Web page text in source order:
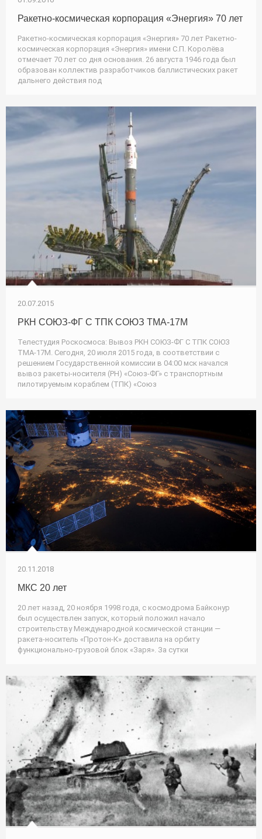
Ракетно-космическая корпорация «Энергия» 70 лет
Ракетно-космическая корпорация «Энергия» 70 лет Ракетно-
космическая корпорация «Энергия» имени С.П. Королёва
отмечает 70 лет со дня основания. 26 августа 1946 года был
образован коллектив разработчиков баллистических ракет
дальнего действия под
20.07.2015
РКН СОЮЗ-ФГ С ТПК СОЮЗ ТМА-17М
Телестудия Роскосмоса: Вывоз РКН СОЮЗ-ФГ С ТПК СОЮЗ
ТМА-17М. Сегодня, 20 июля 2015 года, в соответствии с
решением Государственной комиссии в 04:00 мск начался
вывоз ракеты-носителя (РН) «Союз-ФГ» с транспортным
пилотируемым кораблем (ТПК) «Союз
20.11.2018
МКС 20 лет
20 лет назад, 20 ноября 1998 года, с космодрома Байконур
был осуществлен запуск, который положил начало
строительству Международной космической станции —
ракета-носитель «Протон-К» доставила на орбиту
функционально-грузовой блок «Заря». За сутки